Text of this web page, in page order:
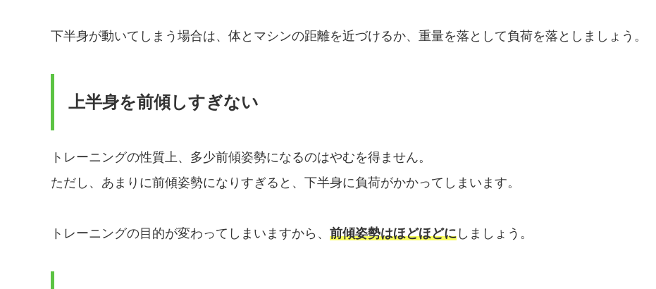
下半身が動いてしまう場合は、体とマシンの距離を近づけるか、重量を落として負荷を落としましょう。
上半身を前傾しすぎない
トレーニングの性質上、多少前傾姿勢になるのはやむを得ません。
ただし、あまりに前傾姿勢になりすぎると、下半身に負荷がかかってしまいます。
トレーニングの目的が変わってしまいますから、 前傾姿勢はほどほどに しましょう。